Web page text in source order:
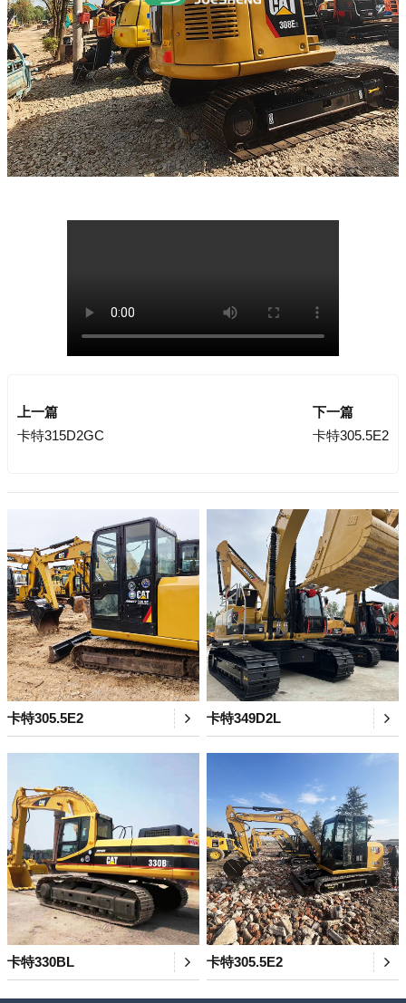
上一篇
卡特315D2GC
下一篇
卡特305.5E2
卡特305.5E2 卡特349D2L
卡特330BL 卡特305.5E2